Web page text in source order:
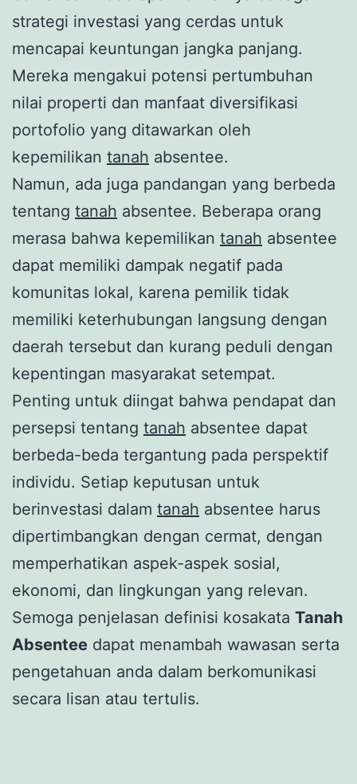
strategi investasi yang cerdas untuk
mencapai keuntungan jangka panjang.
Mereka mengakui potensi pertumbuhan
nilai properti dan manfaat diversifikasi
portofolio yang ditawarkan oleh
kepemilikan tanah absentee.
Namun, ada juga pandangan yang berbeda
tentang tanah absentee. Beberapa orang
merasa bahwa kepemilikan tanah absentee
dapat memiliki dampak negatif pada
komunitas lokal, karena pemilik tidak
memiliki keterhubungan langsung dengan
daerah tersebut dan kurang peduli dengan
kepentingan masyarakat setempat.
Penting untuk diingat bahwa pendapat dan
persepsi tentang tanah absentee dapat
berbeda-beda tergantung pada perspektif
individu. Setiap keputusan untuk
berinvestasi dalam tanah absentee harus
dipertimbangkan dengan cermat, dengan
memperhatikan aspek-aspek sosial,
ekonomi, dan lingkungan yang relevan.
Semoga penjelasan definisi kosakata Tanah
Absentee dapat menambah wawasan serta
pengetahuan anda dalam berkomunikasi
secara lisan atau tertulis.